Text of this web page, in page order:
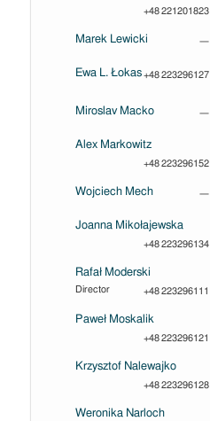
+48 221201823
Marek Lewicki —
Ewa L. Łokas+48 223296127
Miroslav Macko —
Alex Markowitz
+48 223296152
Wojciech Mech —
Joanna Mikołajewska
+48 223296134
Rafał Moderski
+48 223296111
Director
Paweł Moskalik
+48 223296121
Krzysztof Nalewajko
+48 223296128
Weronika Narloch